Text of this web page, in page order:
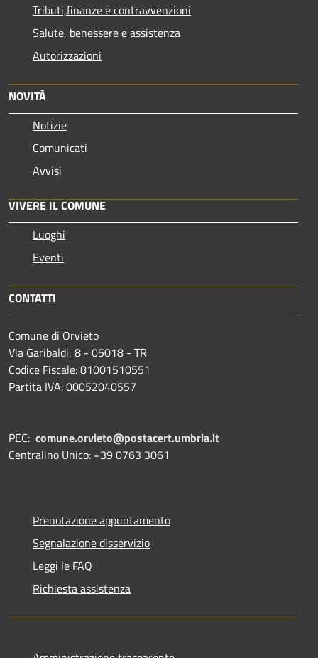
Tributi,finanze e contravvenzioni
Salute, benessere e assistenza
Autorizzazioni
NOVITÀ
Notizie
Comunicati
Avvisi
VIVERE IL COMUNE
Luoghi
Eventi
CONTATTI
Comune di Orvieto
Via Garibaldi, 8 - 05018 - TR
Codice Fiscale: 81001510551
Partita IVA: 00052040557
PEC: comune.orvieto@postacert.umbria.it
Centralino Unico: +39 0763 3061
Prenotazione appuntamento
Segnalazione disservizio
Leggi le FAQ
Richiesta assistenza